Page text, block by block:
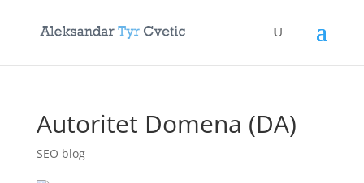
Autoritet Domena (DA)
SEO blog